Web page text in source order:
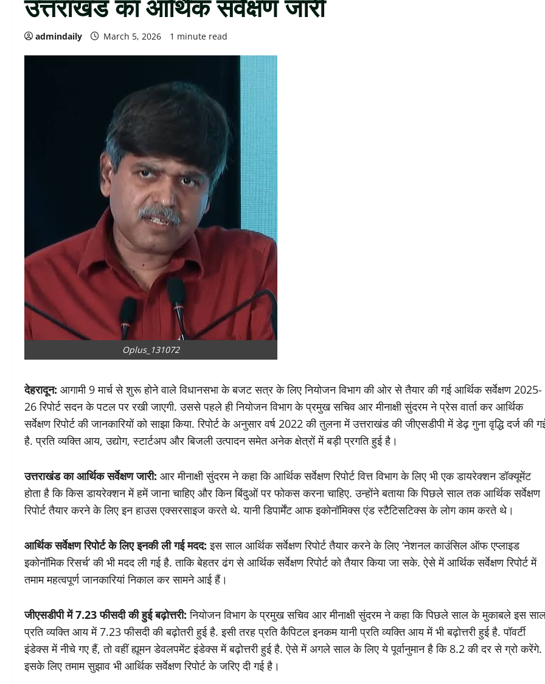
admindaily March 5, 2026 1 minute read
Oplus_131072
देहरादून: आगामी 9 मार्च से शुरू होने वाले विधानसभा के बजट सत्र के लिए नियोजन विभाग की ओर से तैयार की गई आर्थिक सर्वेक्षण 2025-
26 रिपोर्ट सदन के पटल पर रखी जाएगी. उससे पहले ही नियोजन विभाग के प्रमुख सचिव आर मीनाक्षी सुंदरम ने प्रेस वार्ता कर आर्थिक
सर्वेक्षण रिपोर्ट की जानकारियों को साझा किया. रिपोर्ट के अनुसार वर्ष 2022 की तुलना में उत्तराखंड की जीएसडीपी में डेढ़ गुना वृद्धि दर्ज की
है. प्रति व्यक्ति आय, उद्योग, स्टार्टअप और बिजली उत्पादन समेत अनेक क्षेत्रों में बड़ी प्रगति हुई है।
उत्तराखंड का आर्थिक सर्वेक्षण जारी: आर मीनाक्षी सुंदरम ने कहा कि आर्थिक सर्वेक्षण रिपोर्ट वित्त विभाग के लिए भी एक डायरेक्शन डॉक्यूमेंट
होता है कि किस डायरेक्शन में हमें जाना चाहिए और किन बिंदुओं पर फोकस करना चाहिए. उन्होंने बताया कि पिछले साल तक आर्थिक सर्वेक्षण
रिपोर्ट तैयार करने के लिए इन हाउस एक्सरसाइज करते थे. यानी डिपार्मेंट आफ इकोनॉमिक्स एंड स्टैटिसटिक्स के लोग काम करते थे।
आर्थिक सर्वेक्षण रिपोर्ट के लिए इनकी ली गई मदद: इस साल आर्थिक सर्वेक्षण रिपोर्ट तैयार करने के लिए ‘नेशनल काउंसिल ऑफ एप्लाइड
इकोनॉमिक रिसर्च’ की भी मदद ली गई है. ताकि बेहतर ढंग से आर्थिक सर्वेक्षण रिपोर्ट को तैयार किया जा सके. ऐसे में आर्थिक सर्वेक्षण रिपोर्ट में
तमाम महत्वपूर्ण जानकारियां निकाल कर सामने आई हैं।
जीएसडीपी में 7.23 फीसदी की हुई बढ़ोत्तरी: नियोजन विभाग के प्रमुख सचिव आर मीनाक्षी सुंदरम ने कहा कि पिछले साल के मुकाबले इस
प्रति व्यक्ति आय में 7.23 फीसदी की बढ़ोतरी हुई है. इसी तरह प्रति कैपिटल इनकम यानी प्रति व्यक्ति आय में भी बढ़ोत्तरी हुई है. पॉवर्टी
इंडेक्स में नीचे गए हैं, तो वहीं ह्यूमन डेवलपमेंट इंडेक्स में बढ़ोत्तरी हुई है. ऐसे में अगले साल के लिए ये पूर्वानुमान है कि 8.2 की दर से ग्रो करेंगे.
इसके लिए तमाम सुझाव भी आर्थिक सर्वेक्षण रिपोर्ट के जरिए दी गई है।